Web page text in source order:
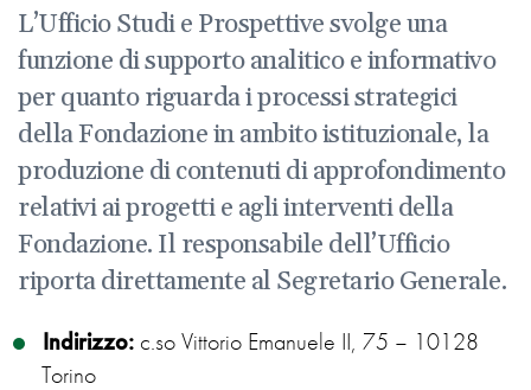
L’Ufficio Studi e Prospettive svolge una
funzione di supporto analitico e informativo
per quanto riguarda i processi strategici
della Fondazione in ambito istituzionale, la
produzione di contenuti di approfondimento
relativi ai progetti e agli interventi della
Fondazione. Il responsabile dell’Ufficio
riporta direttamente al Segretario Generale.
Indirizzo: c.so Vittorio Emanuele II, 75 – 10128
Torino